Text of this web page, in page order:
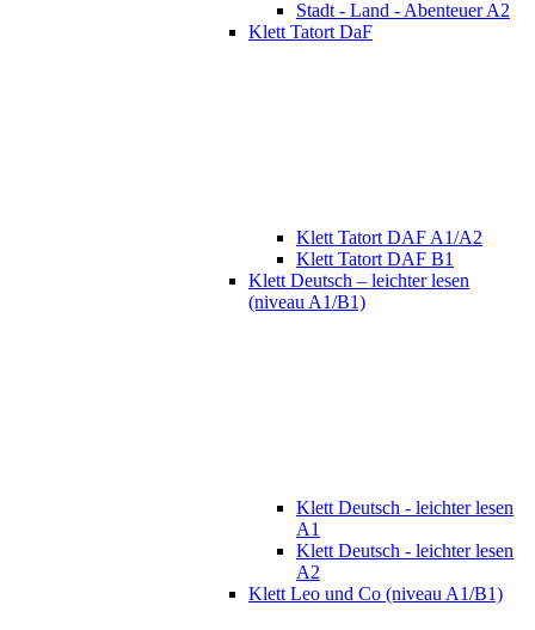
Stadt - Land - Abenteuer A2
Klett Tatort DaF
Klett Tatort DAF A1/A2
Klett Tatort DAF B1
Klett Deutsch – leichter lesen
(niveau A1/B1)
Klett Deutsch - leichter lesen
A1
Klett Deutsch - leichter lesen
A2
Klett Leo und Co (niveau A1/B1)